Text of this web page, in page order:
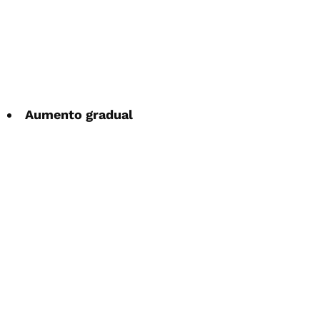
Aumento gradual